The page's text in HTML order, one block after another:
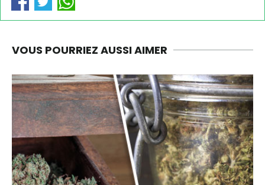
VOUS POURRIEZ AUSSI AIMER